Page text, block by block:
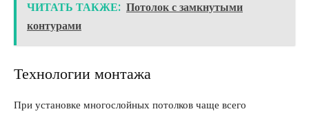
ЧИТАТЬ ТАКЖЕ: Потолок с замкнутыми
контурами
Технологии монтажа
При установке многослойных потолков чаще всего